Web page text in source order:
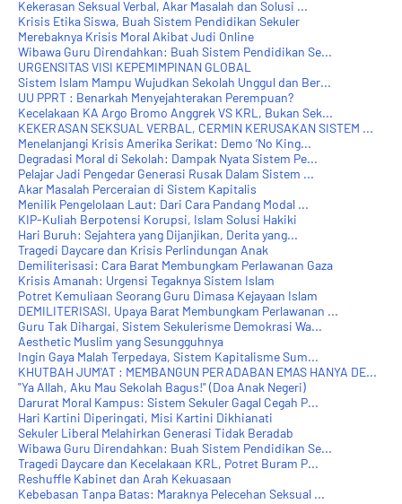
Kekerasan Seksual Verbal, Akar Masalah dan Solusi ...
Krisis Etika Siswa, Buah Sistem Pendidikan Sekuler
Merebaknya Krisis Moral Akibat Judi Online
Wibawa Guru Direndahkan: Buah Sistem Pendidikan Se...
URGENSITAS VISI KEPEMIMPINAN GLOBAL
Sistem Islam Mampu Wujudkan Sekolah Unggul dan Ber...
UU PPRT : Benarkah Menyejahterakan Perempuan?
Kecelakaan KA Argo Bromo Anggrek VS KRL, Bukan Sek...
KEKERASAN SEKSUAL VERBAL, CERMIN KERUSAKAN SISTEM ...
Menelanjangi Krisis Amerika Serikat: Demo ‘No King...
Degradasi Moral di Sekolah: Dampak Nyata Sistem Pe...
Pelajar Jadi Pengedar Generasi Rusak Dalam Sistem ...
Akar Masalah Perceraian di Sistem Kapitalis
Menilik Pengelolaan Laut: Dari Cara Pandang Modal ...
KIP-Kuliah Berpotensi Korupsi, Islam Solusi Hakiki
Hari Buruh: Sejahtera yang Dijanjikan, Derita yang...
Tragedi Daycare dan Krisis Perlindungan Anak
Demiliterisasi: Cara Barat Membungkam Perlawanan Gaza
Krisis Amanah: Urgensi Tegaknya Sistem Islam
Potret Kemuliaan Seorang Guru Dimasa Kejayaan Islam
DEMILITERISASI, Upaya Barat Membungkam Perlawanan ...
Guru Tak Dihargai, Sistem Sekulerisme Demokrasi Wa...
Aesthetic Muslim yang Sesungguhnya
Ingin Gaya Malah Terpedaya, Sistem Kapitalisme Sum...
KHUTBAH JUM'AT : MEMBANGUN PERADABAN EMAS HANYA DE...
"Ya Allah, Aku Mau Sekolah Bagus!" (Doa Anak Negeri)
Darurat Moral Kampus: Sistem Sekuler Gagal Cegah P...
Hari Kartini Diperingati, Misi Kartini Dikhianati
Sekuler Liberal Melahirkan Generasi Tidak Beradab
Wibawa Guru Direndahkan: Buah Sistem Pendidikan Se...
Tragedi Daycare dan Kecelakaan KRL, Potret Buram P...
Reshuffle Kabinet dan Arah Kekuasaan
Kebebasan Tanpa Batas: Maraknya Pelecehan Seksual ...